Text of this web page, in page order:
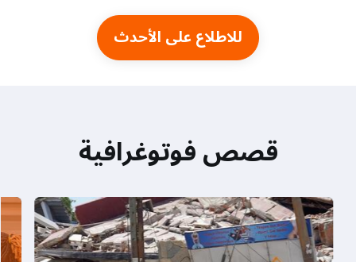
للاطلاع على الأحدث
قصص فوتوغرافية